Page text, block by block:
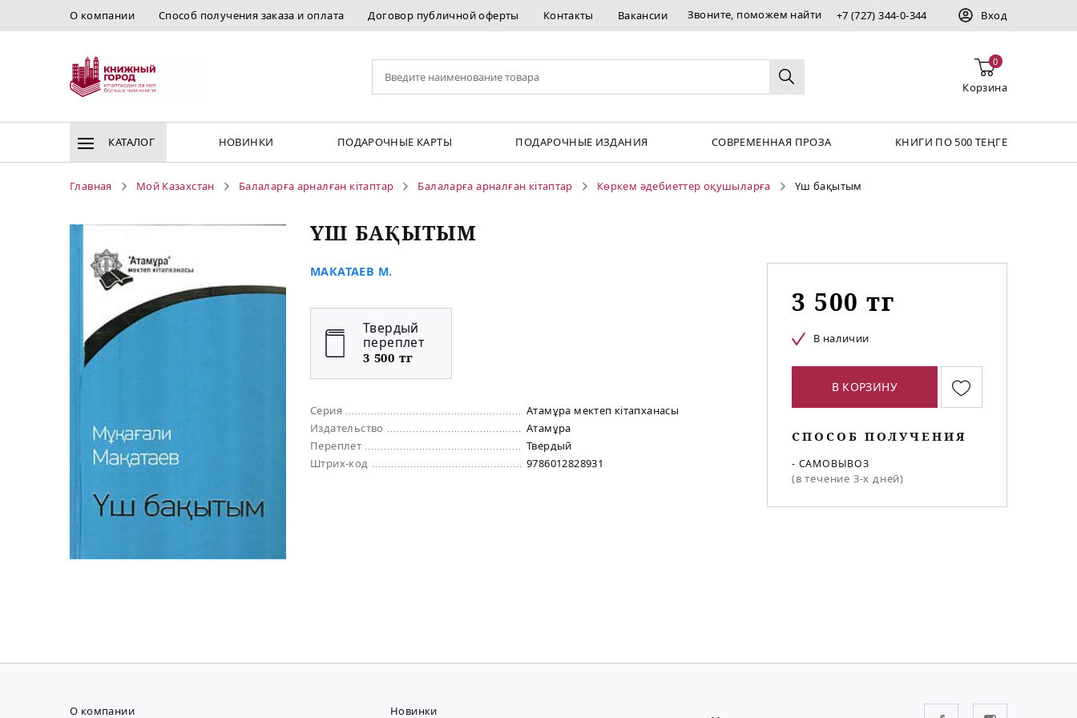
О компании Способ получения заказа и оплата Договор публичной оферты Контакты Вакансии Звоните, поможем найти +7 (727) 344-0-344 Вход
0
Корзина
КАТАЛОГ НОВИНКИ ПОДАРОЧНЫЕ КАРТЫ ПОДАРОЧНЫЕ ИЗДАНИЯ СОВРЕМЕННАЯ ПРОЗА КНИГИ ПО 500 ТЕҢГЕ
Главная Мой Казахстан Балаларға арналған кітаптар Балаларға арналған кітаптар Көркем әдебиеттер оқушыларға Үш бақытым
ҮШ БАҚЫТЫМ
МАКАТАЕВ М.
Твердый
переплет
3 500 тг
Серия
Атамұра мектеп кiтапханасы
Издательство
Атамұра
Переплет
Твердый
Штрих-код
9786012828931
3 500 тг
В наличии
В КОРЗИНУ
СПОСОБ ПОЛУЧЕНИЯ
- САМОВЫВОЗ
(в течение 3-х дней)
О компании Новинки